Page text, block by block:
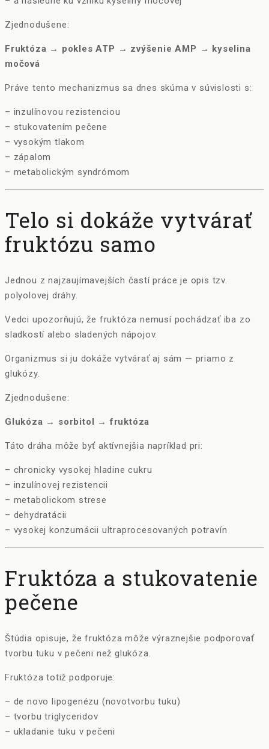
Zjednodušene:
Fruktóza → pokles ATP → zvýšenie AMP → kyselina
močová
Práve tento mechanizmus sa dnes skúma v súvislosti s:
– inzulínovou rezistenciou
– stukovatením pečene
– vysokým tlakom
– zápalom
– metabolickým syndrómom
Telo si dokáže vytvárať
fruktózu samo
Jednou z najzaujímavejších častí práce je opis tzv.
polyolovej dráhy.
Vedci upozorňujú, že fruktóza nemusí pochádzať iba zo
sladkostí alebo sladených nápojov.
Organizmus si ju dokáže vytvárať aj sám — priamo z
glukózy.
Zjednodušene:
Glukóza → sorbitol → fruktóza
Táto dráha môže byť aktívnejšia napríklad pri:
– chronicky vysokej hladine cukru
– inzulínovej rezistencii
– metabolickom strese
– dehydratácii
– vysokej konzumácii ultraprocesovaných potravín
Fruktóza a stukovatenie
pečene
Štúdia opisuje, že fruktóza môže výraznejšie podporovať
tvorbu tuku v pečeni než glukóza.
Fruktóza totiž podporuje:
– de novo lipogenézu (novotvorbu tuku)
– tvorbu triglyceridov
– ukladanie tuku v pečeni